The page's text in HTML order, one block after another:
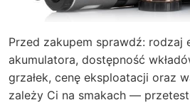
Przed zakupem sprawdź: rodzaj
akumulatora, dostępność
grzałek, cenę eksploatacji oraz
zależy Ci na smakach —